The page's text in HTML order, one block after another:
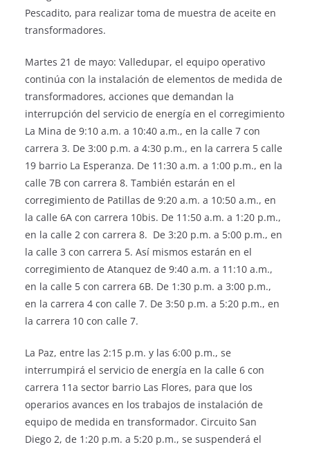
Pescadito, para realizar toma de muestra de aceite en
transformadores.
Martes 21 de mayo: Valledupar, el equipo operativo
continúa con la instalación de elementos de medida de
transformadores, acciones que demandan la
interrupción del servicio de energía en el corregimiento
La Mina de 9:10 a.m. a 10:40 a.m., en la calle 7 con
carrera 3. De 3:00 p.m. a 4:30 p.m., en la carrera 5 calle
19 barrio La Esperanza. De 11:30 a.m. a 1:00 p.m., en la
calle 7B con carrera 8. También estarán en el
corregimiento de Patillas de 9:20 a.m. a 10:50 a.m., en
la calle 6A con carrera 10bis. De 11:50 a.m. a 1:20 p.m.,
en la calle 2 con carrera 8. De 3:20 p.m. a 5:00 p.m., en
la calle 3 con carrera 5. Así mismos estarán en el
corregimiento de Atanquez de 9:40 a.m. a 11:10 a.m.,
en la calle 5 con carrera 6B. De 1:30 p.m. a 3:00 p.m.,
en la carrera 4 con calle 7. De 3:50 p.m. a 5:20 p.m., en
la carrera 10 con calle 7.
La Paz, entre las 2:15 p.m. y las 6:00 p.m., se
interrumpirá el servicio de energía en la calle 6 con
carrera 11a sector barrio Las Flores, para que los
operarios avances en los trabajos de instalación de
equipo de medida en transformador. Circuito San
Diego 2, de 1:20 p.m. a 5:20 p.m., se suspenderá el